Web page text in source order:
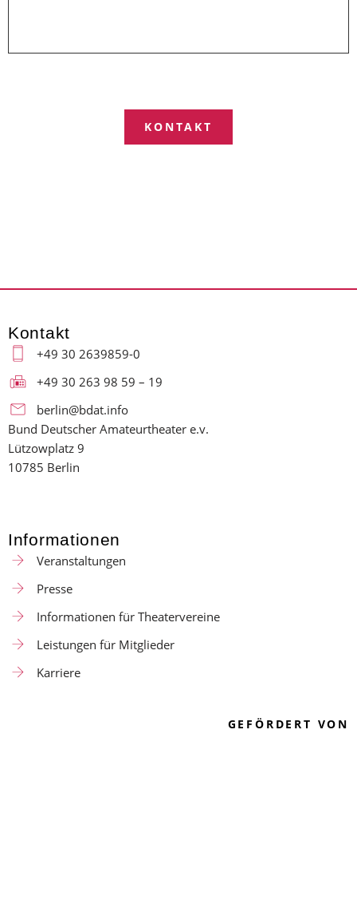
KONTAKT
Kontakt
+49 30 2639859-0
+49 30 263 98 59 – 19
berlin@bdat.info
Bund Deutscher Amateurtheater e.v.
Lützowplatz 9
10785 Berlin
Informationen
Veranstaltungen
Presse
Informationen für Theatervereine
Leistungen für Mitglieder
Karriere
GEFÖRDERT VON